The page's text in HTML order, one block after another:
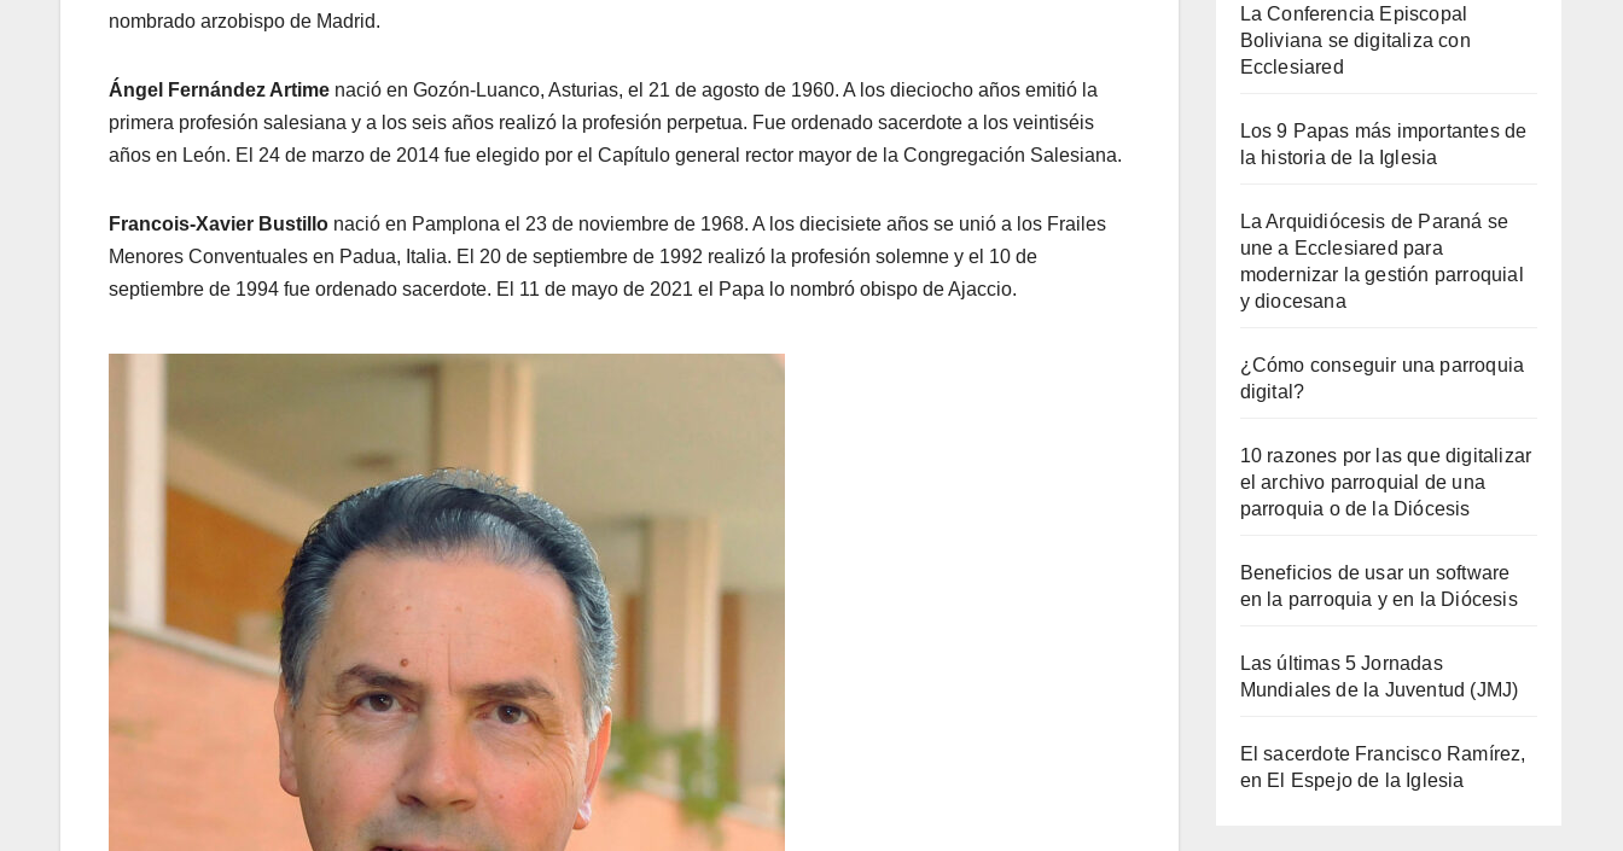
nombrado arzobispo de Madrid.
Ángel Fernández Artime nació en Gozón-Luanco, Asturias, el 21 de agosto de 1960. A los dieciocho años emitió la
primera profesión salesiana y a los seis años realizó la profesión perpetua. Fue ordenado sacerdote a los veintiséis
años en León. El 24 de marzo de 2014 fue elegido por el Capítulo general rector mayor de la Congregación Salesiana.
Francois-Xavier Bustillo nació en Pamplona el 23 de noviembre de 1968. A los diecisiete años se unió a los Frailes
Menores Conventuales en Padua, Italia. El 20 de septiembre de 1992 realizó la profesión solemne y el 10 de
septiembre de 1994 fue ordenado sacerdote. El 11 de mayo de 2021 el Papa lo nombró obispo de Ajaccio.
La Conferencia Episcopal
Boliviana se digitaliza con
Ecclesiared
Los 9 Papas más importantes de
la historia de la Iglesia
La Arquidiócesis de Paraná se
une a Ecclesiared para
modernizar la gestión parroquial
y diocesana
¿Cómo conseguir una parroquia
digital?
10 razones por las que digitalizar
el archivo parroquial de una
parroquia o de la Diócesis
Beneficios de usar un software
en la parroquia y en la Diócesis
Las últimas 5 Jornadas
Mundiales de la Juventud (JMJ)
El sacerdote Francisco Ramírez,
en El Espejo de la Iglesia